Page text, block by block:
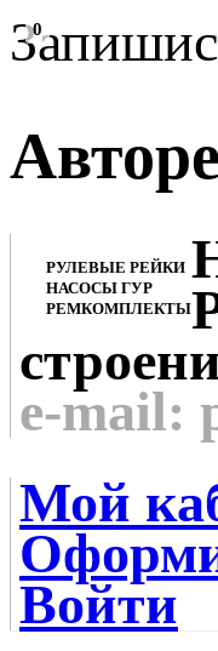
РУЛЕВЫЕ РЕЙКИ
НАСОСЫ ГУР
РЕМКОМПЛЕКТЫ
e-mail:
Мой
Войти
0